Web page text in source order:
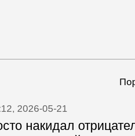
2026-05-21
накидал